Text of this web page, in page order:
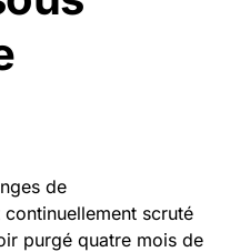
de
continuellement scruté
purgé quatre mois de